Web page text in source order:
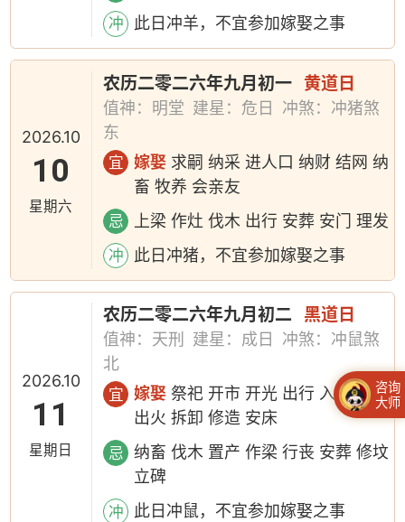
冲 此日冲羊，不宜参加嫁娶之事
2026.10
10
星期六
农历二零二六年九月初一 黄道日
值神：明堂 建星：危日
冲煞：冲猪煞
东
宜 嫁娶 求嗣 纳采 进人口 纳财 结网 纳
畜 牧养 会亲友
忌 上梁 作灶 伐木 出行 安葬 安门 理发
冲 此日冲猪，不宜参加嫁娶之事
2026.10
11
星期日
农历二零二六年九月初二 黑道日
值神：天刑 建星：成日
冲煞：冲鼠煞
北
宜 嫁娶 祭祀 开市 开光 出行 入宅 移徙
出火 拆卸 修造 安床
忌
纳畜 伐木 置产 作梁 行丧 安葬 修坟
立碑
冲 此日冲鼠，不宜参加嫁娶之事
咨询
大师